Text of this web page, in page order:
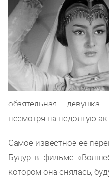
обаятельная девушка
несмотря на недолгую
Самое известное ее
Будур в фильме
котором она снялась,